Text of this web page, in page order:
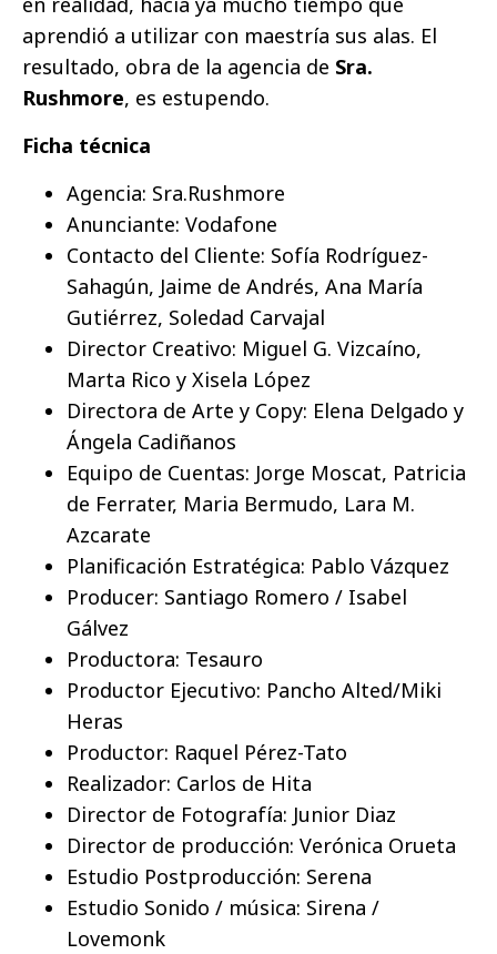
aprendió a utilizar con maestría sus alas. El
resultado, obra de la agencia de Sra.
Rushmore, es estupendo.
Ficha técnica
Agencia: Sra.Rushmore
Anunciante: Vodafone
Contacto del Cliente: Sofía Rodríguez-
Sahagún, Jaime de Andrés, Ana María
Gutiérrez, Soledad Carvajal
Director Creativo: Miguel G. Vizcaíno,
Marta Rico y Xisela López
Directora de Arte y Copy: Elena Delgado y
Ángela Cadiñanos
Equipo de Cuentas: Jorge Moscat, Patricia
de Ferrater, Maria Bermudo, Lara M.
Azcarate
Planificación Estratégica: Pablo Vázquez
Producer: Santiago Romero / Isabel
Gálvez
Productora: Tesauro
Productor Ejecutivo: Pancho Alted/Miki
Heras
Productor: Raquel Pérez-Tato
Realizador: Carlos de Hita
Director de Fotografía: Junior Diaz
Director de producción: Verónica Orueta
Estudio Postproducción: Serena
Estudio Sonido / música: Sirena /
Lovemonk